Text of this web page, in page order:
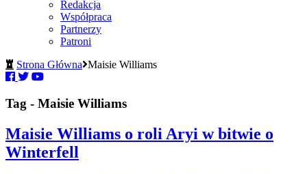
Redakcja
Współpraca
Partnerzy
Patroni
Strona Główna Maisie Williams
Tag - Maisie Williams
Maisie Williams o roli Aryi w bitwie o
Winterfell